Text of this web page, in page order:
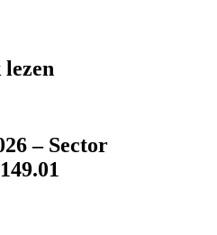
– Sector